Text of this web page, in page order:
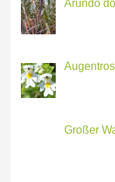
Arundo
Großer